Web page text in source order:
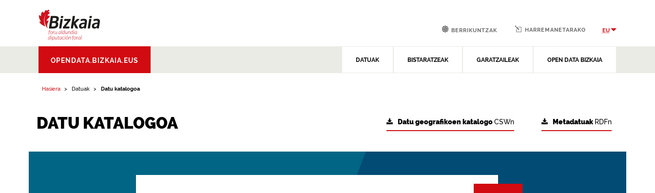
Aldundia.Diputacion
Foral de Bizkaia
OPENDATA.BIZKAIA.EUS DATUAK BISTARATZEAK GARATZAILEAK OPEN DATA BIZKAIA
BERRIKUNTZAK HARREMANETARAKO EU
Hasiera Datuak Datu katalogoa
DATU KATALOGOA Metadatuak RDFn
Datu geografikoen katalogoCSWn